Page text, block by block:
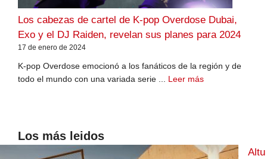
Los cabezas de cartel de K-pop Overdose Dubai,
Exo y el DJ Raiden, revelan sus planes para 2024
17 de enero de 2024
K-pop Overdose emocionó a los fanáticos de la región y de
todo el mundo con una variada serie ... Leer más
Los más leidos
Altu